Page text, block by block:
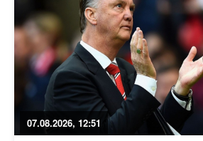
07.08.2026, 12:51